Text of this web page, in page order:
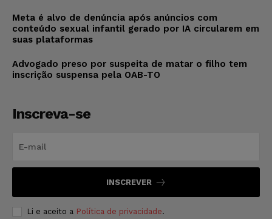
Meta é alvo de denúncia após anúncios com
conteúdo sexual infantil gerado por IA circularem em
suas plataformas
Advogado preso por suspeita de matar o filho tem
inscrição suspensa pela OAB-TO
Inscreva-se
INSCREVER
Li e aceito a Política de privacidade.